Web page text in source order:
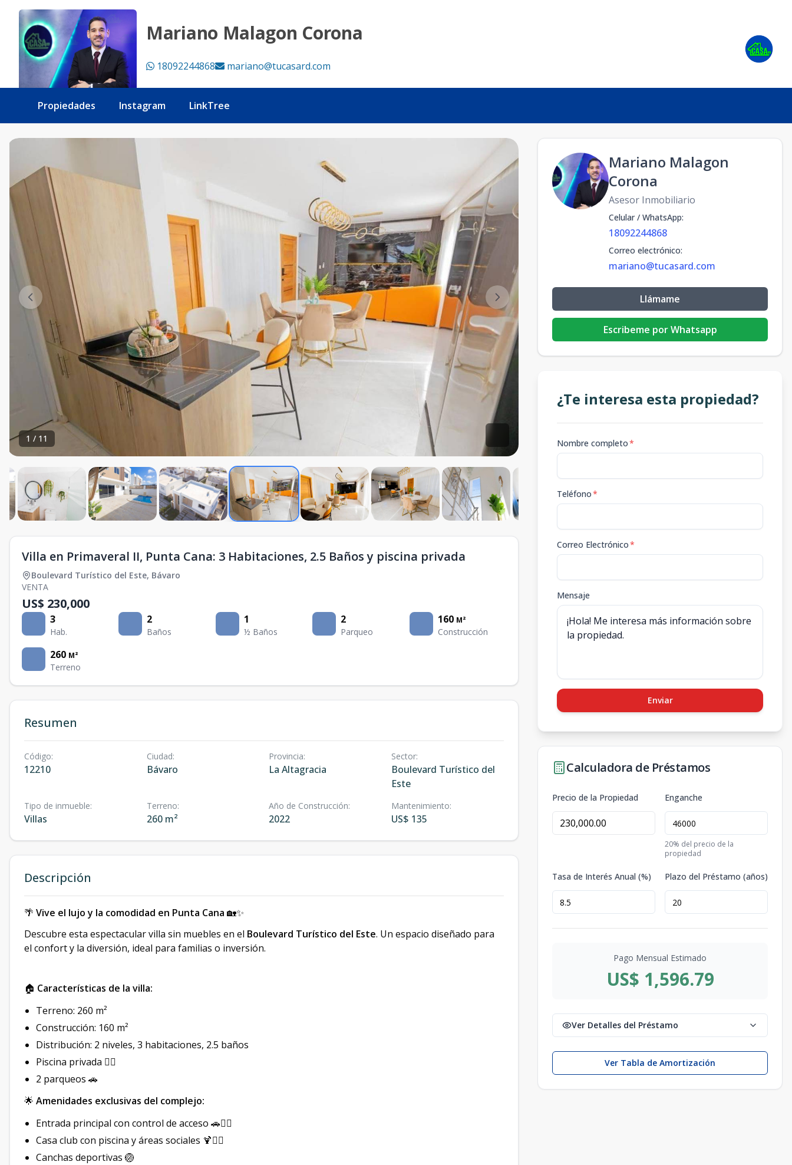
Mariano Malagon Corona
18092244868 mariano@tucasard.com
Propiedades Instagram LinkTree
1 / 11
Villa en Primaveral II, Punta Cana: 3 Habitaciones, 2.5 Baños y piscina privada
Boulevard Turístico del Este, Bávaro
VENTA
US$ 230,000
3
Hab.
2
Baños
1
½ Baños
2
Parqueo
160 M²
Construcción
260 M²
Terreno
Resumen
Código:
12210
Ciudad:
Bávaro
Provincia:
La Altagracia
Sector:
Boulevard Turístico del
Este
Tipo de inmueble:
Villas
Terreno:
260 m²
Año de Construcción:
2022
Mantenimiento:
US$ 135
Descripción
🌴 Vive el lujo y la comodidad en Punta Cana 🏡✨
Descubre esta espectacular villa sin muebles en el Boulevard Turístico del Este. Un espacio diseñado para
el confort y la diversión, ideal para familias o inversión.
🏠 Características de la villa:
Terreno: 260 m²
Construcción: 160 m²
Distribución: 2 niveles, 3 habitaciones, 2.5 baños
Piscina privada 🏊‍♂️
2 parqueos 🚗
🌟 Amenidades exclusivas del complejo:
Entrada principal con control de acceso 🚗🚶‍♂️
Casa club con piscina y áreas sociales 🍹🏊‍♂️
Canchas deportivas 🏐
Mariano Malagon
Corona
Asesor Inmobiliario
Celular / WhatsApp:
18092244868
Correo electrónico:
mariano@tucasard.com
Llámame
Escribeme por Whatsapp
¿Te interesa esta propiedad?
Nombre completo*
Teléfono*
Correo Electrónico*
Mensaje
Enviar
Calculadora de Préstamos
Precio de la Propiedad Enganche
20% del precio de la
propiedad
Tasa de Interés Anual (%) Plazo del Préstamo (años)
Pago Mensual Estimado
US$ 1,596.79
Ver Detalles del Préstamo
Ver Tabla de Amortización
Villa en Primaveral II, Punta Cana: 3 Habitaciones, 2.5 Baños y piscina privada - Tu Casa RD